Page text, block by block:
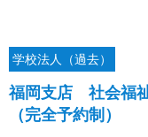
学校法人（過去）
福岡支店 社会福
（完全予約制）